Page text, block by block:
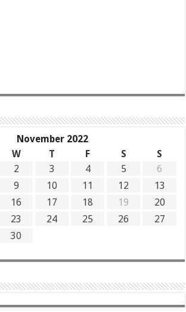
November 2022
W T F S
S
2 3 4 5
6
9 10 11 12
13
16 17 18 19
20
23 24 25 26
27
30